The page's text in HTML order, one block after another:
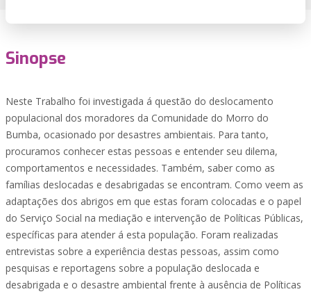
Sinopse
Neste Trabalho foi investigada á questão do deslocamento
populacional dos moradores da Comunidade do Morro do
Bumba, ocasionado por desastres ambientais. Para tanto,
procuramos conhecer estas pessoas e entender seu dilema,
comportamentos e necessidades. Também, saber como as
famílias deslocadas e desabrigadas se encontram. Como veem as
adaptações dos abrigos em que estas foram colocadas e o papel
do Serviço Social na mediação e intervenção de Políticas Públicas,
específicas para atender á esta população. Foram realizadas
entrevistas sobre a experiência destas pessoas, assim como
pesquisas e reportagens sobre a população deslocada e
desabrigada e o desastre ambiental frente à ausência de Políticas